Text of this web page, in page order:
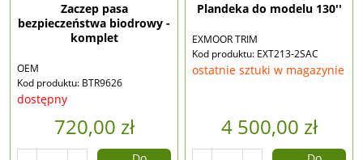
Zaczep pasa
bezpieczeństwa biodrowy -
komplet
OEM
Kod produktu: BTR9626
dostępny
720,00 zł
Plandeka do modelu 130''
EXMOOR TRIM
Kod produktu: EXT213-2SAC
ostatnie sztuki w magazynie
4 500,00 zł